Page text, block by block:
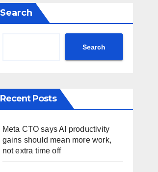
Search
Search
Recent Posts
Meta CTO says AI productivity
gains should mean more work,
not extra time off